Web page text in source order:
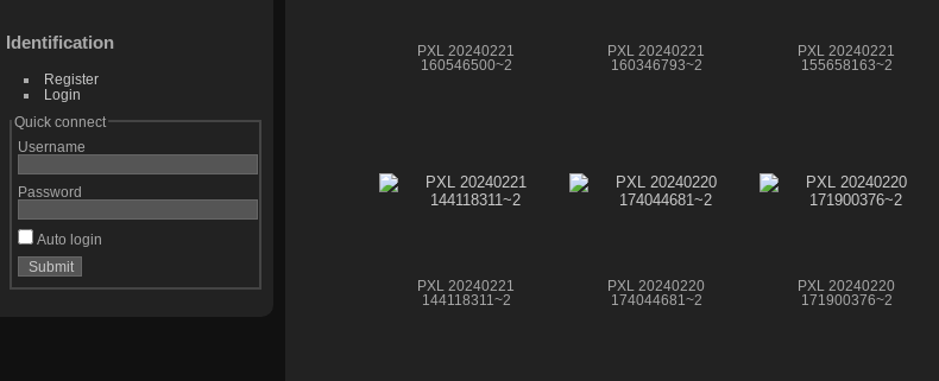
Identification
Register
Login
Quick connect
Username
Password
Auto login
PXL 20240221
160546500~2
PXL 20240221
160346793~2
PXL 20240221
155658163~2
PXL 20240221
144118311~2
PXL 20240220
174044681~2
PXL 20240220
171900376~2